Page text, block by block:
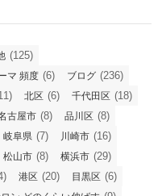
(125)
マ 頻度 (6) ブログ (236)
北区 (6) 千代田区 (18)
古屋市 (8) 品川区 (8)
岐阜県 (7) 川崎市 (16)
松山市 (8) 横浜市 (29)
港区 (20) 目黒区 (6)